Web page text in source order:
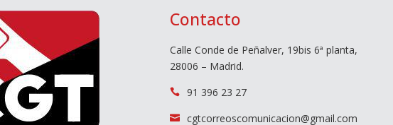
Contacto
Calle Conde de Peñalver, 19bis 6ª planta,
28006 – Madrid.
 91 396 23 27
 cgtcorreoscomunicacion@gmail.com